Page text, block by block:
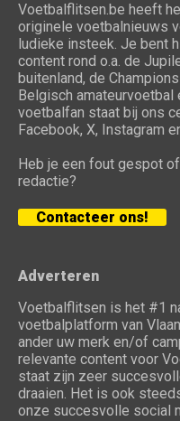
Voetbalflitsen.be heeft
originele voetbalnieuws
ludieke insteek. Je bent
content rond o.a. de
buitenland, de
Belgisch amateurvoetbal
voetbalfan staat bij ons
Facebook, X, Instagram
Heb je een fout gespot
redactie?
Contacteer ons!
Adverteren
Voetbalflitsen is het #1
voetbalplatform van
ander uw merk en/of
relevante content voor
staat zijn zeer
draaien. Het is ook
onze succesvolle social